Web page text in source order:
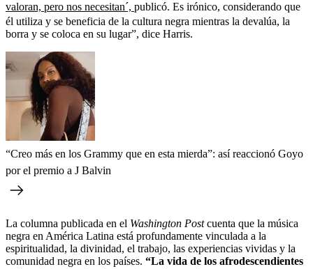
valoran, pero nos necesitan´, publicó. Es irónico, considerando que
él utiliza y se beneficia de la cultura negra mientras la devalúa, la
borra y se coloca en su lugar”, dice Harris.
“Creo más en los Grammy que en esta mierda”: así reaccionó Goyo
por el premio a J Balvin
La columna publicada en el Washington Postcuenta que la música
negra en América Latina está profundamente vinculada a la
espiritualidad, la divinidad, el trabajo, las experiencias vividas y la
comunidad negra en los países. “La vida de los afrodescendientes